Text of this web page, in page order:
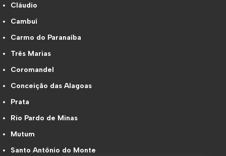
Cláudio
Cambuí
Carmo do Paranaíba
Três Marias
Coromandel
Conceição das Alagoas
Prata
Rio Pardo de Minas
Mutum
Santo Antônio do Monte